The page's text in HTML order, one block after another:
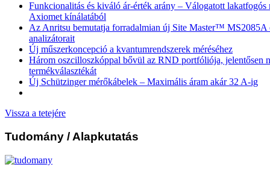
Funkcionalitás és kiváló ár-érték arány – Válogatott lakatfogós
Axiomet kínálatából
Az Anritsu bemutatja forradalmian új Site Master™ MS2085A
analizátorait
Új műszerkoncepció a kvantumrendszerek méréséhez
Három oszcilloszkóppal bővül az RND portfóliója, jelentősen
termékválasztékát
Új Schützinger mérőkábelek – Maximális áram akár 32 A-ig
Vissza a tetejére
Tudomány / Alapkutatás